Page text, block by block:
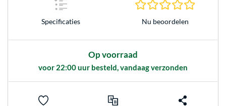
Specificaties Nu beoordelen
Op voorraad
voor 22:00 uur besteld, vandaag verzonden